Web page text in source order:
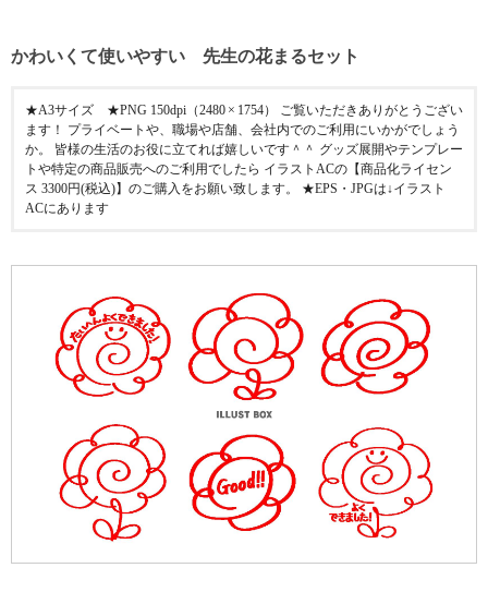
かわいくて使いやすい 先生の花まるセット
★A3サイズ ★PNG 150dpi（2480 × 1754） ご覧いただきありがとうござい
ます！ プライベートや、職場や店舗、会社内でのご利用にいかがでしょう
か。 皆様の生活のお役に立てれば嬉しいです＾＾ グッズ展開やテンプレー
トや特定の商品販売へのご利用でしたら イラストACの【商品化ライセン
ス 3300円(税込)】のご購入をお願い致します。 ★EPS・JPGは↓イラスト
ACにあります